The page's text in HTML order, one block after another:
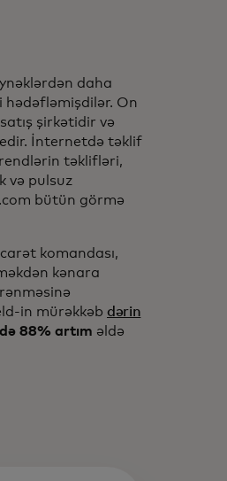
daha
hədəfləmişdilər. On
şirkətidir və
İnternetdə təklif
təklifləri,
və pulsuz
bütün görmə
komandası,
kənara
in mürəkkəb dərin
88% artım əldə